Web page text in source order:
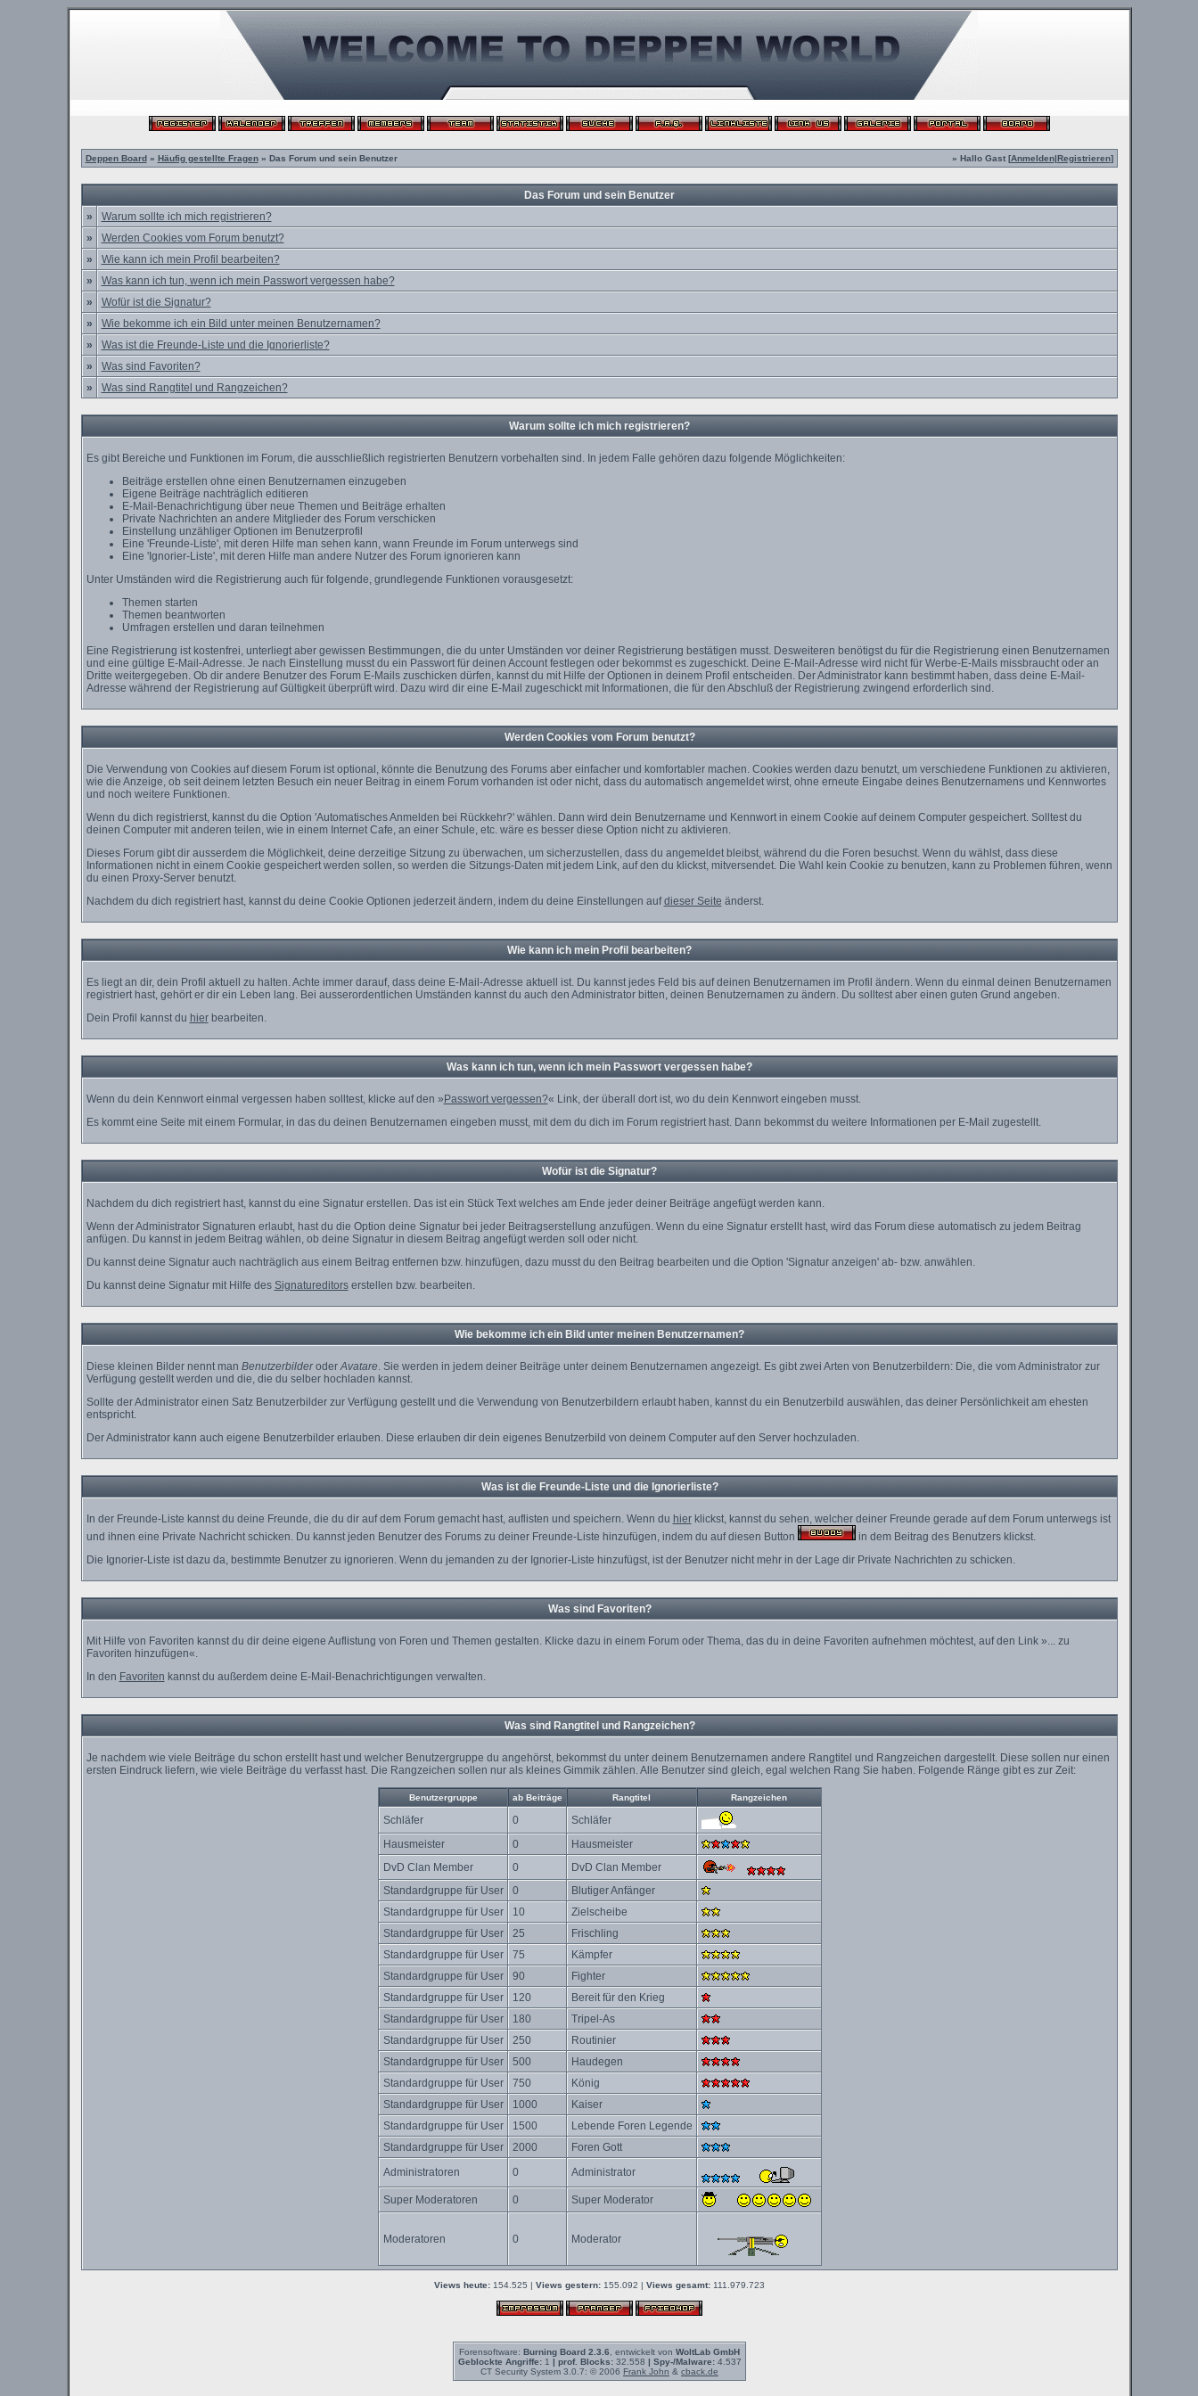
Deppen Board» Häufig gestellte Fragen» Das Forum und sein Benutzer » Hallo Gast [Anmelden|Registrieren]
Das Forum und sein Benutzer
»
Warum sollte ich mich registrieren?
»
Werden Cookies vom Forum benutzt?
»
Wie kann ich mein Profil bearbeiten?
»
Was kann ich tun, wenn ich mein Passwort vergessen habe?
»
Wofür ist die Signatur?
»
Wie bekomme ich ein Bild unter meinen Benutzernamen?
»
Was ist die Freunde-Liste und die Ignorierliste?
»
Was sind Favoriten?
»
Was sind Rangtitel und Rangzeichen?
Warum sollte ich mich registrieren?
Es gibt Bereiche und Funktionen im Forum, die ausschließlich registrierten Benutzern vorbehalten sind. In jedem Falle gehören dazu folgende Möglichkeiten:
Beiträge erstellen ohne einen Benutzernamen einzugeben
Eigene Beiträge nachträglich editieren
E-Mail-Benachrichtigung über neue Themen und Beiträge erhalten
Private Nachrichten an andere Mitglieder des Forum verschicken
Einstellung unzähliger Optionen im Benutzerprofil
Eine 'Freunde-Liste', mit deren Hilfe man sehen kann, wann Freunde im Forum unterwegs sind
Eine 'Ignorier-Liste', mit deren Hilfe man andere Nutzer des Forum ignorieren kann
Unter Umständen wird die Registrierung auch für folgende, grundlegende Funktionen vorausgesetzt:
Themen starten
Themen beantworten
Umfragen erstellen und daran teilnehmen
Eine Registrierung ist kostenfrei, unterliegt aber gewissen Bestimmungen, die du unter Umständen vor deiner Registrierung bestätigen musst. Desweiteren benötigst du für die Registrierung einen Benutzernamen
und eine gültige E-Mail-Adresse. Je nach Einstellung musst du ein Passwort für deinen Account festlegen oder bekommst es zugeschickt. Deine E-Mail-Adresse wird nicht für Werbe-E-Mails missbraucht oder an
Dritte weitergegeben. Ob dir andere Benutzer des Forum E-Mails zuschicken dürfen, kannst du mit Hilfe der Optionen in deinem Profil entscheiden. Der Administrator kann bestimmt haben, dass deine E-Mail-
Adresse während der Registrierung auf Gültigkeit überprüft wird. Dazu wird dir eine E-Mail zugeschickt mit Informationen, die für den Abschluß der Registrierung zwingend erforderlich sind.
Werden Cookies vom Forum benutzt?
Die Verwendung von Cookies auf diesem Forum ist optional, könnte die Benutzung des Forums aber einfacher und komfortabler machen. Cookies werden dazu benutzt, um verschiedene Funktionen zu aktivieren,
wie die Anzeige, ob seit deinem letzten Besuch ein neuer Beitrag in einem Forum vorhanden ist oder nicht, dass du automatisch angemeldet wirst, ohne erneute Eingabe deines Benutzernamens und Kennwortes
und noch weitere Funktionen.
Wenn du dich registrierst, kannst du die Option 'Automatisches Anmelden bei Rückkehr?' wählen. Dann wird dein Benutzername und Kennwort in einem Cookie auf deinem Computer gespeichert. Solltest du
deinen Computer mit anderen teilen, wie in einem Internet Cafe, an einer Schule, etc. wäre es besser diese Option nicht zu aktivieren.
Dieses Forum gibt dir ausserdem die Möglichkeit, deine derzeitige Sitzung zu überwachen, um sicherzustellen, dass du angemeldet bleibst, während du die Foren besuchst. Wenn du wählst, dass diese
Informationen nicht in einem Cookie gespeichert werden sollen, so werden die Sitzungs-Daten mit jedem Link, auf den du klickst, mitversendet. Die Wahl kein Cookie zu benutzen, kann zu Problemen führen, wenn
du einen Proxy-Server benutzt.
Nachdem du dich registriert hast, kannst du deine Cookie Optionen jederzeit ändern, indem du deine Einstellungen aufdieser Seite änderst.
Wie kann ich mein Profil bearbeiten?
Es liegt an dir, dein Profil aktuell zu halten. Achte immer darauf, dass deine E-Mail-Adresse aktuell ist. Du kannst jedes Feld bis auf deinen Benutzernamen im Profil ändern. Wenn du einmal deinen Benutzernamen
registriert hast, gehört er dir ein Leben lang. Bei ausserordentlichen Umständen kannst du auch den Administrator bitten, deinen Benutzernamen zu ändern. Du solltest aber einen guten Grund angeben.
Dein Profil kannst du hierbearbeiten.
Was kann ich tun, wenn ich mein Passwort vergessen habe?
Wenn du dein Kennwort einmal vergessen haben solltest, klicke auf den » Passwort vergessen?« Link, der überall dort ist, wo du dein Kennwort eingeben musst.
Es kommt eine Seite mit einem Formular, in das du deinen Benutzernamen eingeben musst, mit dem du dich im Forum registriert hast. Dann bekommst du weitere Informationen per E-Mail zugestellt.
Wofür ist die Signatur?
Nachdem du dich registriert hast, kannst du eine Signatur erstellen. Das ist ein Stück Text welches am Ende jeder deiner Beiträge angefügt werden kann.
Wenn der Administrator Signaturen erlaubt, hast du die Option deine Signatur bei jeder Beitragserstellung anzufügen. Wenn du eine Signatur erstellt hast, wird das Forum diese automatisch zu jedem Beitrag
anfügen. Du kannst in jedem Beitrag wählen, ob deine Signatur in diesem Beitrag angefügt werden soll oder nicht.
Du kannst deine Signatur auch nachträglich aus einem Beitrag entfernen bzw. hinzufügen, dazu musst du den Beitrag bearbeiten und die Option 'Signatur anzeigen' ab- bzw. anwählen.
Du kannst deine Signatur mit Hilfe des Signatureditorserstellen bzw. bearbeiten.
Wie bekomme ich ein Bild unter meinen Benutzernamen?
Diese kleinen Bilder nennt man BenutzerbilderoderAvatare. Sie werden in jedem deiner Beiträge unter deinem Benutzernamen angezeigt. Es gibt zwei Arten von Benutzerbildern: Die, die vom Administrator zur
Verfügung gestellt werden und die, die du selber hochladen kannst.
Sollte der Administrator einen Satz Benutzerbilder zur Verfügung gestellt und die Verwendung von Benutzerbildern erlaubt haben, kannst du ein Benutzerbild auswählen, das deiner Persönlichkeit am ehesten
entspricht.
Der Administrator kann auch eigene Benutzerbilder erlauben. Diese erlauben dir dein eigenes Benutzerbild von deinem Computer auf den Server hochzuladen.
Was ist die Freunde-Liste und die Ignorierliste?
In der Freunde-Liste kannst du deine Freunde, die du dir auf dem Forum gemacht hast, auflisten und speichern. Wenn du hierklickst, kannst du sehen, welcher deiner Freunde gerade auf dem Forum unterwegs ist
und ihnen eine Private Nachricht schicken. Du kannst jeden Benutzer des Forums zu deiner Freunde-Liste hinzufügen, indem du auf diesen Button
in dem Beitrag des Benutzers klickst.
Die Ignorier-Liste ist dazu da, bestimmte Benutzer zu ignorieren. Wenn du jemanden zu der Ignorier-Liste hinzufügst, ist der Benutzer nicht mehr in der Lage dir Private Nachrichten zu schicken.
Was sind Favoriten?
Mit Hilfe von Favoriten kannst du dir deine eigene Auflistung von Foren und Themen gestalten. Klicke dazu in einem Forum oder Thema, das du in deine Favoriten aufnehmen möchtest, auf den Link »... zu
Favoriten hinzufügen«.
In den Favoriten kannst du außerdem deine E-Mail-Benachrichtigungen verwalten.
Was sind Rangtitel und Rangzeichen?
Je nachdem wie viele Beiträge du schon erstellt hast und welcher Benutzergruppe du angehörst, bekommst du unter deinem Benutzernamen andere Rangtitel und Rangzeichen dargestellt. Diese sollen nur einen
ersten Eindruck liefern, wie viele Beiträge du verfasst hast. Die Rangzeichen sollen nur als kleines Gimmik zählen. Alle Benutzer sind gleich, egal welchen Rang Sie haben. Folgende Ränge gibt es zur Zeit:
Benutzergruppe ab Beiträge Rangtitel Rangzeichen
Schläfer 0
Schläfer
Hausmeister
0
Hausmeister
DvD Clan Member
0
DvD Clan Member
Standardgruppe für User
0
Blutiger Anfänger
Standardgruppe für User
10
Zielscheibe
Standardgruppe für User
25
Frischling
Standardgruppe für User
75
Kämpfer
Standardgruppe für User
90
Fighter
Standardgruppe für User
120
Bereit für den Krieg
Standardgruppe für User
180
Tripel-As
Standardgruppe für User
250
Routinier
Standardgruppe für User
500
Haudegen
Standardgruppe für User
750
König
Standardgruppe für User
1000
Kaiser
Standardgruppe für User
1500
Lebende Foren Legende
Standardgruppe für User
2000
Foren Gott
Administratoren
0 Administrator
Super Moderatoren 0 Super Moderator
Moderatoren 0 Moderator
Views heute:154.525 | Views gestern:155.092 | Views gesamt:111.979.723
Forensoftware: Burning Board 2.3.6 , entwickelt von WoltLab GmbH
Geblockte Angriffe:1 | prof. Blocks:32.558 | Spy-/Malware:4.537
CT Security System 3.0.7: © 2006 Frank John & cback.de